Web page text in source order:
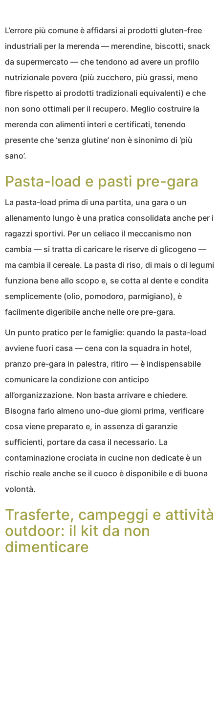
L’errore più comune è affidarsi ai prodotti gluten-free
industriali per la merenda — merendine, biscotti, snack
da supermercato — che tendono ad avere un profilo
nutrizionale povero (più zucchero, più grassi, meno
fibre rispetto ai prodotti tradizionali equivalenti) e che
non sono ottimali per il recupero. Meglio costruire la
merenda con alimenti interi e certificati, tenendo
presente che ‘senza glutine’ non è sinonimo di ‘più
sano’.
Pasta-load e pasti pre-gara
La pasta-load prima di una partita, una gara o un
allenamento lungo è una pratica consolidata anche per i
ragazzi sportivi. Per un celiaco il meccanismo non
cambia — si tratta di caricare le riserve di glicogeno —
ma cambia il cereale. La pasta di riso, di mais o di legumi
funziona bene allo scopo e, se cotta al dente e condita
semplicemente (olio, pomodoro, parmigiano), è
facilmente digeribile anche nelle ore pre-gara.
Un punto pratico per le famiglie: quando la pasta-load
avviene fuori casa — cena con la squadra in hotel,
pranzo pre-gara in palestra, ritiro — è indispensabile
comunicare la condizione con anticipo
all’organizzazione. Non basta arrivare e chiedere.
Bisogna farlo almeno uno-due giorni prima, verificare
cosa viene preparato e, in assenza di garanzie
sufficienti, portare da casa il necessario. La
contaminazione crociata in cucine non dedicate è un
rischio reale anche se il cuoco è disponibile e di buona
volontà.
Trasferte, campeggi e attività
outdoor: il kit da non
dimenticare